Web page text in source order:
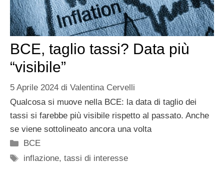
BCE, taglio tassi? Data più
“visibile”
5 Aprile 2024 di Valentina Cervelli
Qualcosa si muove nella BCE: la data di taglio dei
tassi si farebbe più visibile rispetto al passato. Anche
se viene sottolineato ancora una volta
Categorie
BCE
Tag
inflazione,tassi di interesse